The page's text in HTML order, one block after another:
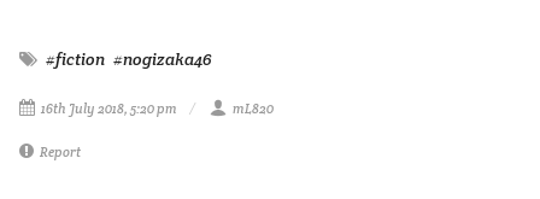
#fiction #nogizaka46
16th July 2018, 5:20 pm mL820
Report